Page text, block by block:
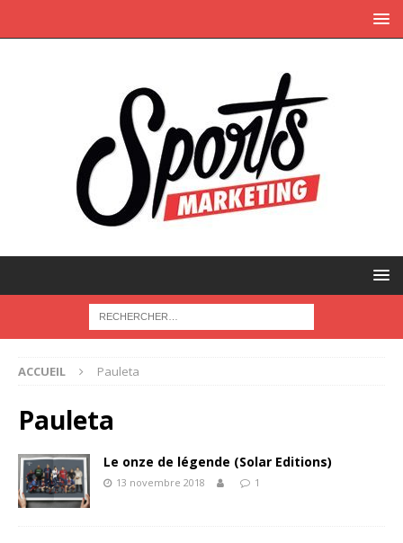
ACCUEIL Pauleta
Pauleta
Le onze de légende (Solar Editions)
13 novembre 2018 1